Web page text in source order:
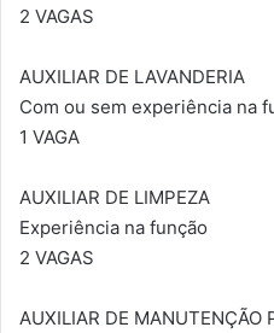
2 VAGAS
AUXILIAR DE LAVANDERIA
Com ou sem experiência na
1 VAGA
AUXILIAR DE LIMPEZA
Experiência na função
2 VAGAS
AUXILIAR DE MANUTENÇÃO